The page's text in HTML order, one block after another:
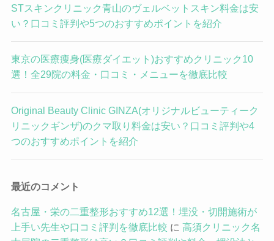
STスキンクリニック青山のヴェルベットスキン料金は安
い？口コミ評判や5つのおすすめポイントを紹介
東京の医療痩身(医療ダイエット)おすすめクリニック10
選！全29院の料金・口コミ・メニューを徹底比較
Original Beauty Clinic GINZA(オリジナルビューティーク
リニックギンザ)のクマ取り料金は安い？口コミ評判や4
つのおすすめポイントを紹介
最近のコメント
名古屋・栄の二重整形おすすめ12選！埋没・切開施術が
上手い先生や口コミ評判を徹底比較 に 高須クリニック名